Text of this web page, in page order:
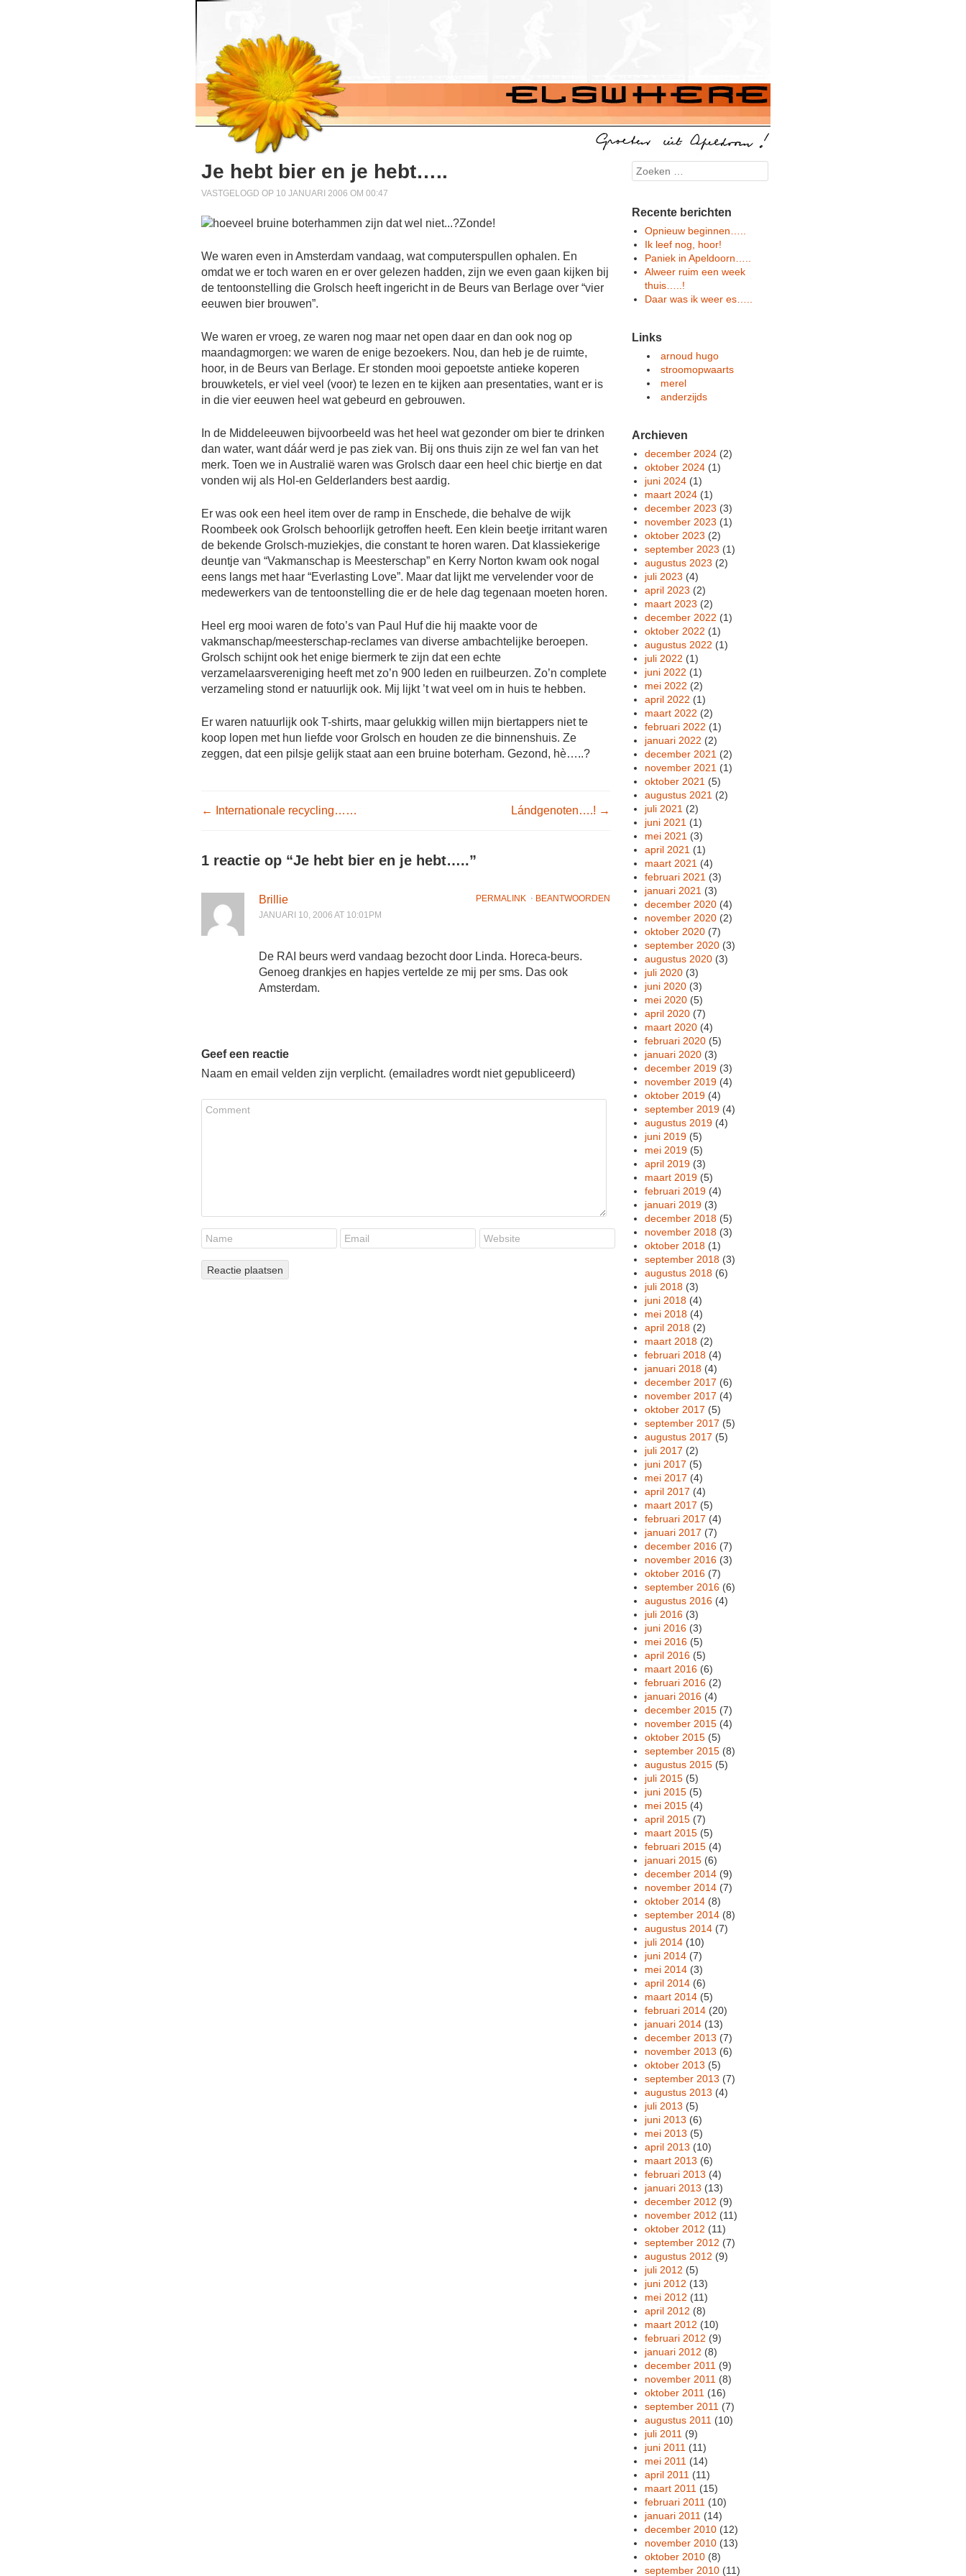
Je hebt bier en je hebt…..
VASTGELOGD OP 10 JANUARI 2006 OM 00:47
We waren even in Amsterdam vandaag, wat computerspullen ophalen. En
omdat we er toch waren en er over gelezen hadden, zijn we even gaan kijken bij
de tentoonstelling die Grolsch heeft ingericht in de Beurs van Berlage over “vier
eeuwen bier brouwen”.
We waren er vroeg, ze waren nog maar net open daar en dan ook nog op
maandagmorgen: we waren de enige bezoekers. Nou, dan heb je de ruimte,
hoor, in de Beurs van Berlage. Er stonden mooi gepoetste antieke koperen
brouwketels, er viel veel (voor) te lezen en te kijken aan presentaties, want er is
in die vier eeuwen heel wat gebeurd en gebrouwen.
In de Middeleeuwen bijvoorbeeld was het heel wat gezonder om bier te drinken
dan water, want dáár werd je pas ziek van. Bij ons thuis zijn ze wel fan van het
merk. Toen we in Australië waren was Grolsch daar een heel chic biertje en dat
vonden wij als Hol-en Gelderlanders best aardig.
Er was ook een heel item over de ramp in Enschede, die behalve de wijk
Roombeek ook Grolsch behoorlijk getroffen heeft. Een klein beetje irritant waren
de bekende Grolsch-muziekjes, die constant te horen waren. Dat klassiekerige
deuntje van “Vakmanschap is Meesterschap” en Kerry Norton kwam ook nogal
eens langs met haar “Everlasting Love”. Maar dat lijkt me vervelender voor de
medewerkers van de tentoonstelling die er de hele dag tegenaan moeten horen.
Heel erg mooi waren de foto’s van Paul Huf die hij maakte voor de
vakmanschap/meesterschap-reclames van diverse ambachtelijke beroepen.
Grolsch schijnt ook het enige biermerk te zijn dat een echte
verzamelaarsvereniging heeft met zo’n 900 leden en ruilbeurzen. Zo’n complete
verzameling stond er natuurlijk ook. Mij lijkt ’t wat veel om in huis te hebben.
Er waren natuurlijk ook T-shirts, maar gelukkig willen mijn biertappers niet te
koop lopen met hun liefde voor Grolsch en houden ze die binnenshuis. Ze
zeggen, dat een pilsje gelijk staat aan een bruine boterham. Gezond, hè…..?
Post navigation
← Internationale recycling…… Lándgenoten….! →
1 reactie op “Je hebt bier en je hebt…..”
PERMALINK ⋅ BEANTWOORDEN
Brillie
JANUARI 10, 2006 AT 10:01PM
De RAI beurs werd vandaag bezocht door Linda. Horeca-beurs.
Genoeg drankjes en hapjes vertelde ze mij per sms. Das ook
Amsterdam.
Geef een reactie
Naam en email velden zijn verplicht. (emailadres wordt niet gepubliceerd)
Search
Recente berichten
Opnieuw beginnen…..
Ik leef nog, hoor!
Paniek in Apeldoorn…..
Alweer ruim een week
thuis…..!
Daar was ik weer es…..
Links
arnoud hugo
stroomopwaarts
merel
anderzijds
Archieven
december 2024 (2)
oktober 2024 (1)
juni 2024 (1)
maart 2024 (1)
december 2023 (3)
november 2023 (1)
oktober 2023 (2)
september 2023 (1)
augustus 2023 (2)
juli 2023 (4)
april 2023 (2)
maart 2023 (2)
december 2022 (1)
oktober 2022 (1)
augustus 2022 (1)
juli 2022 (1)
juni 2022 (1)
mei 2022 (2)
april 2022 (1)
maart 2022 (2)
februari 2022 (1)
januari 2022 (2)
december 2021 (2)
november 2021 (1)
oktober 2021 (5)
augustus 2021 (2)
juli 2021 (2)
juni 2021 (1)
mei 2021 (3)
april 2021 (1)
maart 2021 (4)
februari 2021 (3)
januari 2021 (3)
december 2020 (4)
november 2020 (2)
oktober 2020 (7)
september 2020 (3)
augustus 2020 (3)
juli 2020 (3)
juni 2020 (3)
mei 2020 (5)
april 2020 (7)
maart 2020 (4)
februari 2020 (5)
januari 2020 (3)
december 2019 (3)
november 2019 (4)
oktober 2019 (4)
september 2019 (4)
augustus 2019 (4)
juni 2019 (5)
mei 2019 (5)
april 2019 (3)
maart 2019 (5)
februari 2019 (4)
januari 2019 (3)
december 2018 (5)
november 2018 (3)
oktober 2018 (1)
september 2018 (3)
augustus 2018 (6)
juli 2018 (3)
juni 2018 (4)
mei 2018 (4)
april 2018 (2)
maart 2018 (2)
februari 2018 (4)
januari 2018 (4)
december 2017 (6)
november 2017 (4)
oktober 2017 (5)
september 2017 (5)
augustus 2017 (5)
juli 2017 (2)
juni 2017 (5)
mei 2017 (4)
april 2017 (4)
maart 2017 (5)
februari 2017 (4)
januari 2017 (7)
december 2016 (7)
november 2016 (3)
oktober 2016 (7)
september 2016 (6)
augustus 2016 (4)
juli 2016 (3)
juni 2016 (3)
mei 2016 (5)
april 2016 (5)
maart 2016 (6)
februari 2016 (2)
januari 2016 (4)
december 2015 (7)
november 2015 (4)
oktober 2015 (5)
september 2015 (8)
augustus 2015 (5)
juli 2015 (5)
juni 2015 (5)
mei 2015 (4)
april 2015 (7)
maart 2015 (5)
februari 2015 (4)
januari 2015 (6)
december 2014 (9)
november 2014 (7)
oktober 2014 (8)
september 2014 (8)
augustus 2014 (7)
juli 2014 (10)
juni 2014 (7)
mei 2014 (3)
april 2014 (6)
maart 2014 (5)
februari 2014 (20)
januari 2014 (13)
december 2013 (7)
november 2013 (6)
oktober 2013 (5)
september 2013 (7)
augustus 2013 (4)
juli 2013 (5)
juni 2013 (6)
mei 2013 (5)
april 2013 (10)
maart 2013 (6)
februari 2013 (4)
januari 2013 (13)
december 2012 (9)
november 2012 (11)
oktober 2012 (11)
september 2012 (7)
augustus 2012 (9)
juli 2012 (5)
juni 2012 (13)
mei 2012 (11)
april 2012 (8)
maart 2012 (10)
februari 2012 (9)
januari 2012 (8)
december 2011 (9)
november 2011 (8)
oktober 2011 (16)
september 2011 (7)
augustus 2011 (10)
juli 2011 (9)
juni 2011 (11)
mei 2011 (14)
april 2011 (11)
maart 2011 (15)
februari 2011 (10)
januari 2011 (14)
december 2010 (12)
november 2010 (13)
oktober 2010 (8)
september 2010 (11)